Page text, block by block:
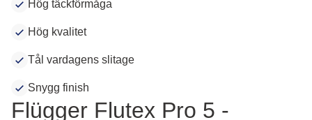
Hög täckförmåga
Hög kvalitet
Tål vardagens slitage
Snygg finish
Flügger Flutex Pro 5 -